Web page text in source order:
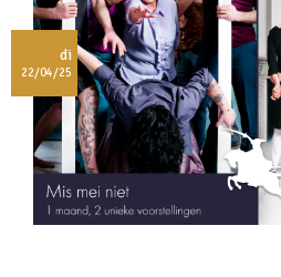
di
22/04/25